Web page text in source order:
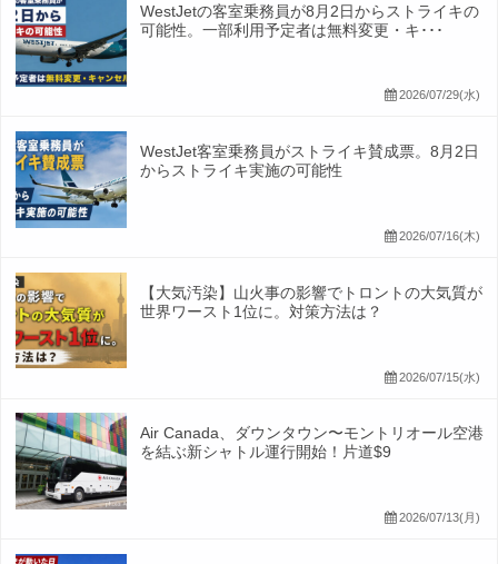
WestJetの客室乗務員が8月2日からストライキの
可能性。一部利用予定者は無料変更・キ･･･
2026/07/29(水)
WestJet客室乗務員がストライキ賛成票。8月2日
からストライキ実施の可能性
2026/07/16(木)
【大気汚染】山火事の影響でトロントの大気質が
世界ワースト1位に。対策方法は？
2026/07/15(水)
Air Canada、ダウンタウン〜モントリオール空港
を結ぶ新シャトル運行開始！片道$9
2026/07/13(月)